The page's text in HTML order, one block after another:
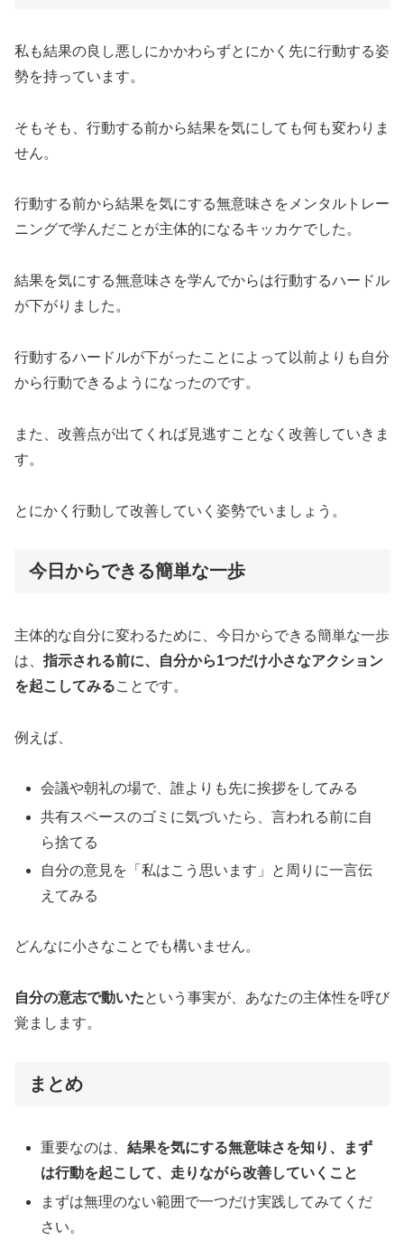
私も結果の良し悪しにかかわらずとにかく先に行動する姿
勢を持っています。
そもそも、行動する前から結果を気にしても何も変わりま
せん。
行動する前から結果を気にする無意味さをメンタルトレー
ニングで学んだことが主体的になるキッカケでした。
結果を気にする無意味さを学んでからは行動するハードル
が下がりました。
行動するハードルが下がったことによって以前よりも自分
から行動できるようになったのです。
また、改善点が出てくれば見逃すことなく改善していきま
す。
とにかく行動して改善していく姿勢でいましょう。
今日からできる簡単な一歩
主体的な自分に変わるために、今日からできる簡単な一歩
は、 指示される前に、自分から1つだけ小さなアクション
を起こしてみることです。
例えば、
会議や朝礼の場で、誰よりも先に挨拶をしてみる
共有スペースのゴミに気づいたら、言われる前に自
ら捨てる
自分の意見を「私はこう思います」と周りに一言伝
えてみる
どんなに小さなことでも構いません。
自分の意志で動いたという事実が、あなたの主体性を呼び
覚まします。
まとめ
重要なのは、結果を気にする無意味さを知り、まず
は行動を起こして、走りながら改善していくこと
まずは無理のない範囲で一つだけ実践してみてくだ
さい。